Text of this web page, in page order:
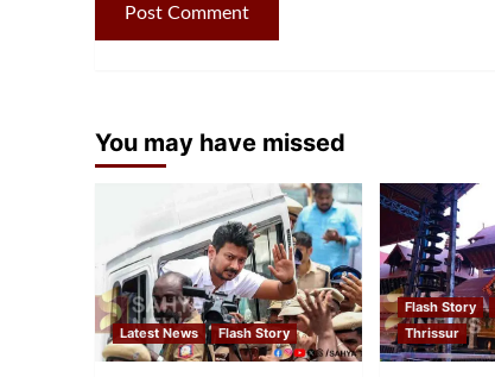
You may have missed
Latest News Flash Story
Flash Story
Thrissur